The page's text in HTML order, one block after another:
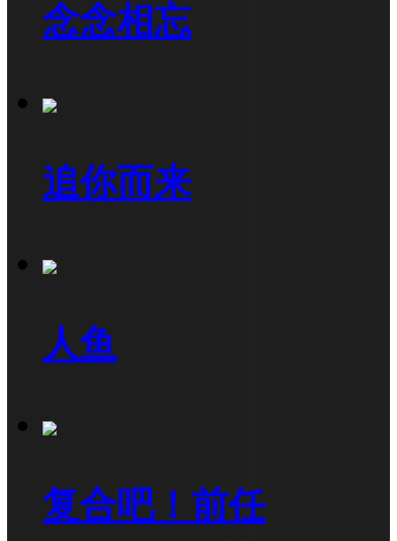
念念相忘
追你而来
人鱼
复合吧！前任